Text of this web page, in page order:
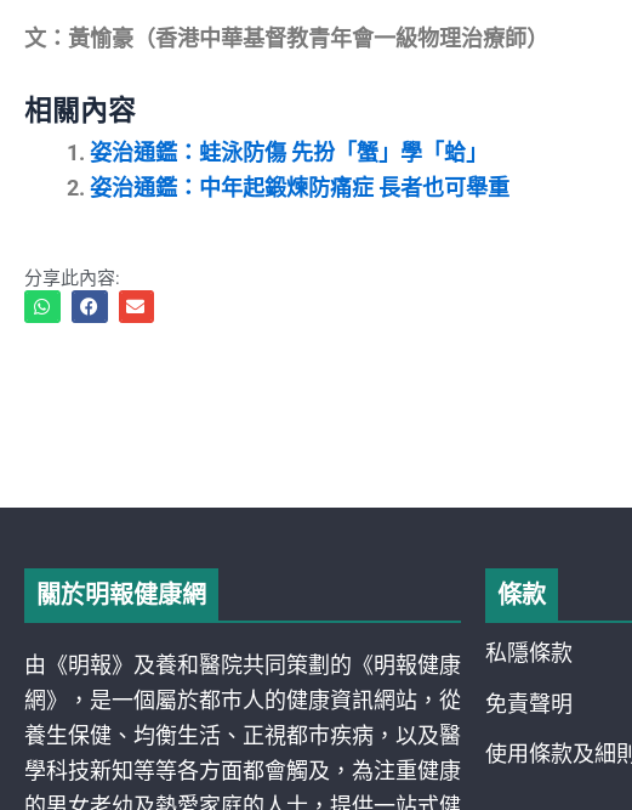
文：黃愉豪（香港中華基督教青年會一級物理治療師）
相關內容
姿治通鑑：蛙泳防傷 先扮「蟹」學「蛤」
姿治通鑑：中年起鍛煉防痛症 長者也可舉重
分享此內容:
關於明報健康網
由《明報》及養和醫院共同策劃的《明報健康
網》，是一個屬於都巿人的健康資訊網站，從
養生保健、均衡生活、正視都巿疾病，以及醫
學科技新知等等各方面都會觸及，為注重健康
條款
私隱條款
免責聲明
使用條款及細則